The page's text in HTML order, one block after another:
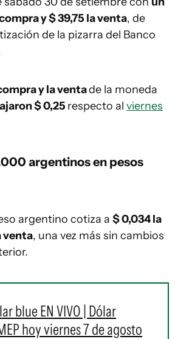
y $ 39,75 la venta, de
de la pizarra del Banco
y la ventade la moneda
$ 0,25 respecto al viernes
argentinos en pesos
argentino cotiza a $ 0,034 la
venta, una vez más sin cambios
blue EN VIVO | Dólar
hoy viernes 7 de agosto